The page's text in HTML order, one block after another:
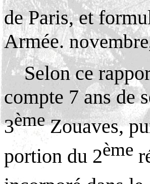
de Paris, et
Armée.
Selon ce
compte 7 ans de
3èmeZouaves,
portion du 2ème